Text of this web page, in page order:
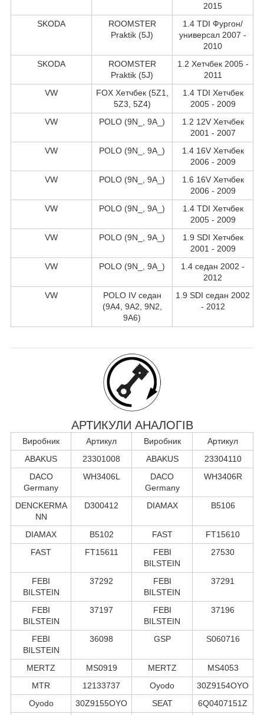
2015
SKODA
ROOMSTER
Praktik (5J)
1.4 TDI Фургон/
универсал 2007 -
2010
SKODA
ROOMSTER
Praktik (5J)
1.2 Хетчбек 2005 -
2011
VW
FOX Хетчбек (5Z1,
5Z3, 5Z4)
1.4 TDI Хетчбек
2005 - 2009
VW
POLO (9N_, 9A_)
1.2 12V Хетчбек
2001 - 2007
VW
POLO (9N_, 9A_)
1.4 16V Хетчбек
2006 - 2009
VW
POLO (9N_, 9A_)
1.6 16V Хетчбек
2006 - 2009
VW
POLO (9N_, 9A_)
1.4 TDI Хетчбек
2005 - 2009
VW
POLO (9N_, 9A_)
1.9 SDI Хетчбек
2001 - 2009
VW
POLO (9N_, 9A_)
1.4 седан 2002 -
2012
VW
POLO IV седан
(9A4, 9A2, 9N2,
9A6)
1.9 SDI седан 2002
- 2012
АРТИКУЛИ АНАЛОГІВ
Виробник Артикул Виробник
Артикул
ABAKUS
23301008 ABAKUS
23304110
DACO
Germany
WH3406L
DACO
Germany
WH3406R
DENCKERMA
NN
D300412 DIAMAX B5106
DIAMAX B5102 FAST
FT15610
FAST
FT15611
FEBI
BILSTEIN
27530
FEBI
BILSTEIN
37292
FEBI
BILSTEIN
37291
FEBI
BILSTEIN
37197
FEBI
BILSTEIN
37196
FEBI
BILSTEIN
36098 GSP S060716
MERTZ MS0919 MERTZ
MS4053
MTR
12133737 Oyodo
30Z9154OYO
Oyodo
30Z9155OYO SEAT
6Q0407151Z